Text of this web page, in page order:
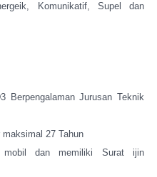
Komunikatif, Supel dan
Berpengalaman Jurusan Teknik
maksimal 27 Tahun
mobil dan memiliki Surat ijin